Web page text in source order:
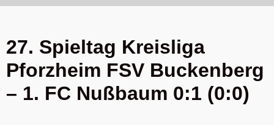
27. Spieltag Kreisliga
Pforzheim FSV Buckenberg
– 1. FC Nußbaum 0:1 (0:0)